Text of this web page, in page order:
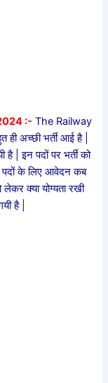
:- The Railway
अच्छी भर्ती आई है |
| इन पदों पर भर्ती को
पदों के लिए आवेदन कब
क्या योग्यता रखी
है |